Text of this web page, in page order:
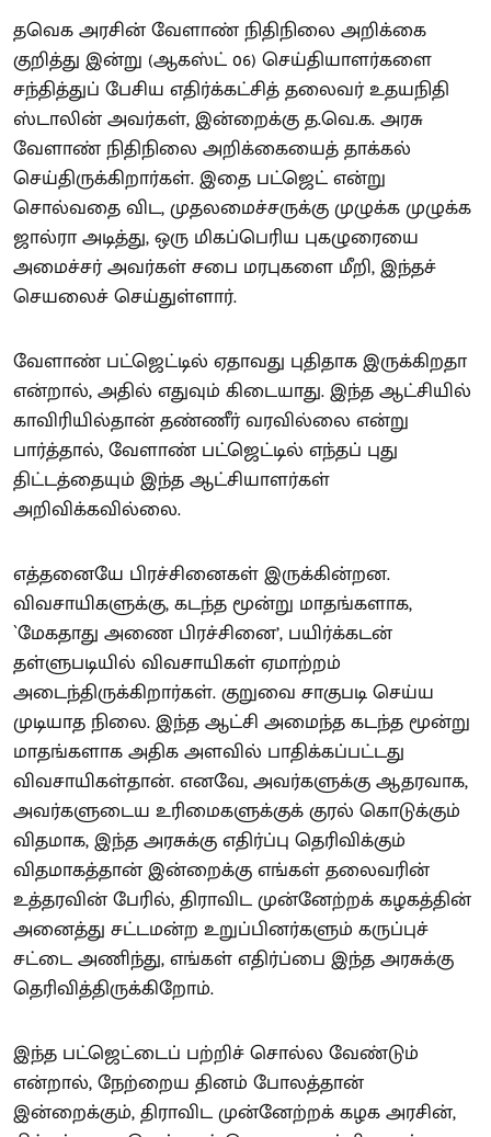
தவெக அரசின் வேளாண் நிதிநிலை அறிக்கை
குறித்து இன்று (ஆகஸ்ட் 06) செய்தியாளர்களை
சந்தித்துப் பேசிய எதிர்க்கட்சித் தலைவர் உதயநிதி
ஸ்டாலின் அவர்கள், இன்றைக்கு த.வெ.க. அரசு
வேளாண் நிதிநிலை அறிக்கையைத் தாக்கல்
செய்திருக்கிறார்கள். இதை பட்ஜெட் என்று
சொல்வதை விட, முதலமைச்சருக்கு முழுக்க முழுக்க
ஜால்ரா அடித்து, ஒரு மிகப்பெரிய புகழுரையை
அமைச்சர் அவர்கள் சபை மரபுகளை மீறி, இந்தச்
செயலைச் செய்துள்ளார்.
வேளாண் பட்ஜெட்டில் ஏதாவது புதிதாக இருக்கிறதா
என்றால், அதில் எதுவும் கிடையாது. இந்த ஆட்சியில்
காவிரியில்தான் தண்ணீர் வரவில்லை என்று
பார்த்தால், வேளாண் பட்ஜெட்டில் எந்தப் புது
திட்டத்தையும் இந்த ஆட்சியாளர்கள்
அறிவிக்கவில்லை.
எத்தனையே பிரச்சினைகள் இருக்கின்றன.
விவசாயிகளுக்கு, கடந்த மூன்று மாதங்களாக,
`மேகதாது அணை பிரச்சினை’, பயிர்க்கடன்
தள்ளுபடியில் விவசாயிகள் ஏமாற்றம்
அடைந்திருக்கிறார்கள். குறுவை சாகுபடி செய்ய
முடியாத நிலை. இந்த ஆட்சி அமைந்த கடந்த மூன்று
மாதங்களாக அதிக அளவில் பாதிக்கப்பட்டது
விவசாயிகள்தான். எனவே, அவர்களுக்கு ஆதரவாக,
அவர்களுடைய உரிமைகளுக்குக் குரல் கொடுக்கும்
விதமாக, இந்த அரசுக்கு எதிர்ப்பு தெரிவிக்கும்
விதமாகத்தான் இன்றைக்கு எங்கள் தலைவரின்
உத்தரவின் பேரில், திராவிட முன்னேற்றக் கழகத்தின்
அனைத்து சட்டமன்ற உறுப்பினர்களும் கருப்புச்
சட்டை அணிந்து, எங்கள் எதிர்ப்பை இந்த அரசுக்கு
தெரிவித்திருக்கிறோம்.
இந்த பட்ஜெட்டைப் பற்றிச் சொல்ல வேண்டும்
என்றால், நேற்றைய தினம் போலத்தான்
இன்றைக்கும், திராவிட முன்னேற்றக் கழக அரசின்,